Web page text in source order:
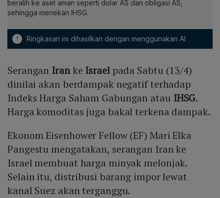
beralih ke aset aman seperti dolar AS dan obligasi AS,
sehingga menekan IHSG.
! Ringkasan ini dihasilkan dengan menggunakan AI
Serangan Iranke Israelpada Sabtu (13/4)
dinilai akan berdampak negatif terhadap
Indeks Harga Saham Gabungan atau IHSG.
Harga komoditas juga bakal terkena dampak.
Ekonom Eisenhower Fellow (EF) Mari Elka
Pangestu mengatakan, serangan Iran ke
Israel membuat harga minyak melonjak.
Selain itu, distribusi barang impor lewat
kanal Suez akan terganggu.